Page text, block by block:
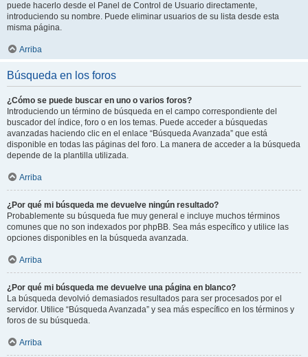
puede hacerlo desde el Panel de Control de Usuario directamente,
introduciendo su nombre. Puede eliminar usuarios de su lista desde esta
misma página.
Arriba
Búsqueda en los foros
¿Cómo se puede buscar en uno o varios foros?
Introduciendo un término de búsqueda en el campo correspondiente del
buscador del índice, foro o en los temas. Puede acceder a búsquedas
avanzadas haciendo clic en el enlace “Búsqueda Avanzada” que está
disponible en todas las páginas del foro. La manera de acceder a la búsqueda
depende de la plantilla utilizada.
Arriba
¿Por qué mi búsqueda me devuelve ningún resultado?
Probablemente su búsqueda fue muy general e incluye muchos términos
comunes que no son indexados por phpBB. Sea más específico y utilice las
opciones disponibles en la búsqueda avanzada.
Arriba
¿Por qué mi búsqueda me devuelve una página en blanco?
La búsqueda devolvió demasiados resultados para ser procesados por el
servidor. Utilice “Búsqueda Avanzada” y sea más específico en los términos y
foros de su búsqueda.
Arriba